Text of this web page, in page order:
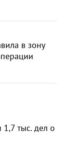
в зону
1,7 тыс. дел о